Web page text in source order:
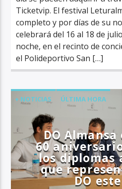
Ticketvip. El festival
completo y por días de su
celebrará del 16 al 18 de
noche, en el recinto de
el Polideportivo San […]
+ NOTICIAS ÚLTIMA HORA
DO
60
los diplomas
que
DO